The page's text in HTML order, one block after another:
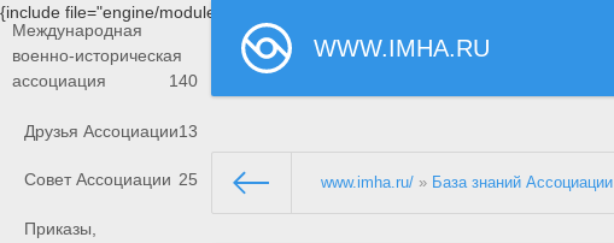
{include file="engine/modules/saperu/head.php"}
WWW.IMHA.RU
Международная
военно-историческая
ассоциация
140
Друзья Ассоциации13
Совет Ассоциации 25
Приказы,
www.imha.ru/ » База знаний Ассоциации